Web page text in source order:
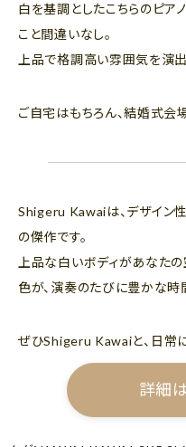
白を基調としたこちらのピア
こと間違いなし。
上品で格調高い雰囲気を演出
ご自宅はもちろん、結婚式
Shigeru Kawaiは、デザイン
の傑作です。
上品な白いボディがあなた
色が、演奏のたびに豊かな時
ぜひShigeru Kawaiと、日常
詳細